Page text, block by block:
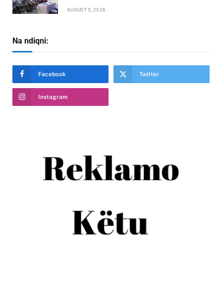
AUGUST 5, 2026
Na ndiqni:
Facebook Twitter
Instagram